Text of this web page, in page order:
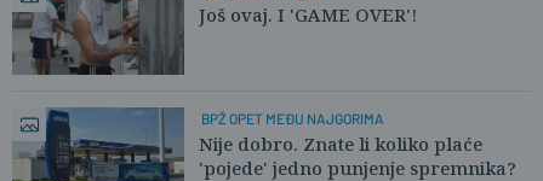
Još ovaj. I 'GAME OVER'!
BPŽ OPET MEĐU NAJGORIMA
Nije dobro. Znate li koliko plaće
'pojede' jedno punjenje spremnika?